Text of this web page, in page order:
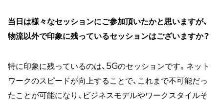
当日は様々なセッションにご参加頂いたかと思いますが、
物流以外で印象に残っているセッションはございますか？
特に印象に残っているのは、5Gのセッションです。ネット
ワークのスピードが向上することで、これまで不可能だっ
たことが可能になり、ビジネスモデルやワークスタイルそ